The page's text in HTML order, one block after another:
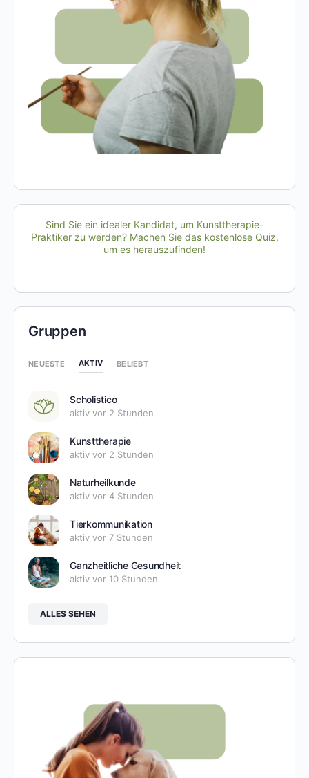
Sind Sie ein idealer Kandidat, um Kunsttherapie-
Praktiker zu werden? Machen Sie das kostenlose Quiz,
um es herauszufinden!
Gruppen
NEUESTE AKTIV BELIEBT
Scholistico
aktiv vor 2 Stunden
Kunsttherapie
aktiv vor 2 Stunden
Naturheilkunde
aktiv vor 4 Stunden
Tierkommunikation
aktiv vor 7 Stunden
Ganzheitliche Gesundheit
aktiv vor 10 Stunden
ALLES SEHEN